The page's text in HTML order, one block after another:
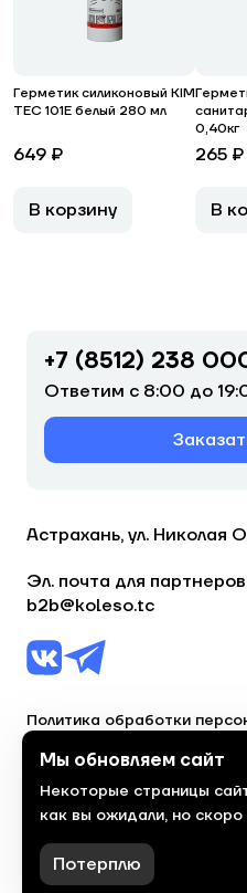
Герметик силиконовый KIM
TEC 101Е белый 280 мл
649 ₽
В корзину
0,40кг
265 ₽
В
+7 (8512) 238
Ответим с 8:00 до
Астрахань, ул. Николая
Эл. почта для
b2b@koleso.tc
Политика обработки
© 2023, торгово-
Политика
Сделано
красиво
Мы обновляем сайт
Некоторые страницы
как вы ожидали, но скоро
Потерплю